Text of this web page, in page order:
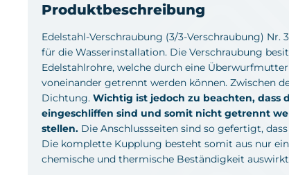
Produktbeschreibung
Edelstahl-Verschraubung (3/3-Verschraubung) Nr.
für die Wasserinstallation. Die Verschraubung
Edelstahlrohre, welche durch eine
voneinander getrennt werden können. Zwischen
Dichtung. Wichtig ist jedoch zu beachten, dass
eingeschliffen sind und somit nicht getrennt
stellen. Die Anschlussseiten sind so gefertigt,
Die komplette Kupplung besteht somit aus nur
chemische und thermische Beständigkeit